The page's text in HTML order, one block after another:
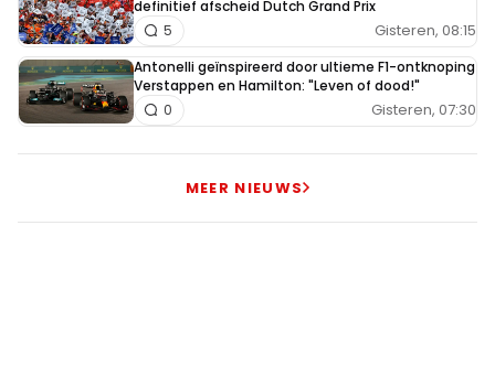
definitief afscheid Dutch Grand Prix
Gisteren, 08:15
5
Antonelli geïnspireerd door ultieme F1-ontknoping
Verstappen en Hamilton: "Leven of dood!"
Gisteren, 07:30
0
MEER NIEUWS